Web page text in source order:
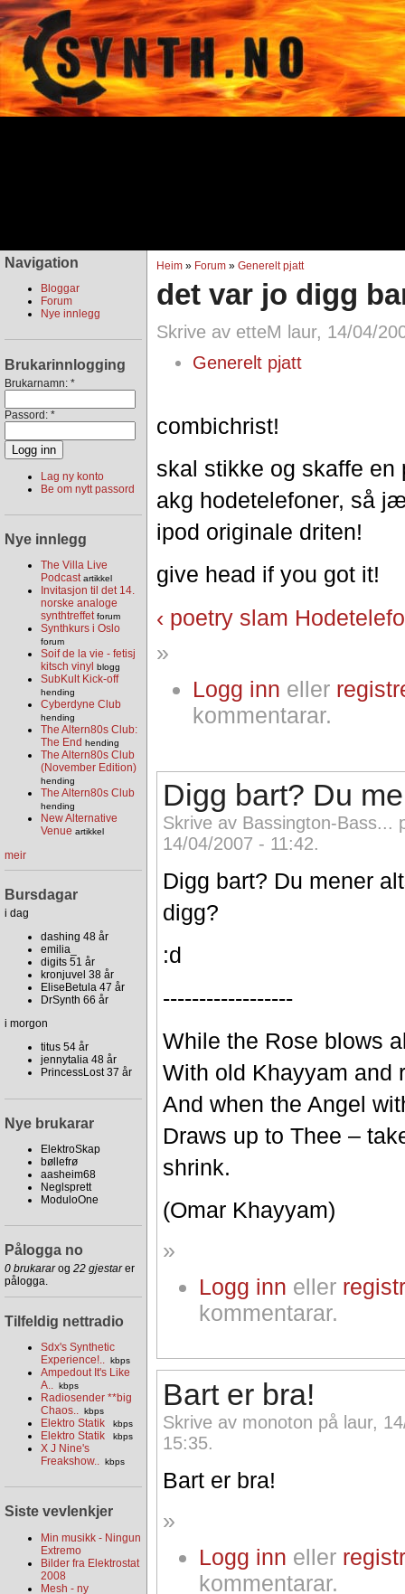
Navigation
Bloggar
Forum
Nye innlegg
Brukarinnlogging
Brukarnamn: *
Passord: *
Lag ny konto
Be om nytt passord
Nye innlegg
The Villa Live
Podcastartikkel
Invitasjon til det 14.
norske analoge
synthtreffet forum
Synthkurs i Oslo
forum
Soif de la vie - fetisj
kitsch vinyl
blogg
SubKult Kick-off
hending
Cyberdyne Club
hending
The Altern80s Club:
The End hending
The Altern80s Club
(November Edition)
hending
The Altern80s Club
hending
New Alternative
Venue artikkel
meir
Bursdagar
i dag
dashing 48 år
emilia_
digits 51 år
kronjuvel 38 år
EliseBetula 47 år
DrSynth 66 år
i morgon
titus 54 år
jennytalia 48 år
PrincessLost 37 år
Nye brukarar
ElektroSkap
bøllefrø
aasheim68
Neglsprett
ModuloOne
Pålogga no
0 brukararog 22 gjestarer
pålogga.
Tilfeldig nettradio
Sdx's Synthetic
Experience!.. kbps
Ampedout It's Like
A.. kbps
Radiosender **big
Chaos.. kbps
Elektro Statik kbps
Elektro Statik kbps
X J Nine's
Freakshow.. kbps
Siste vevlenkjer
Min musikk - Ningun
Extremo
Bilder fra Elektrostat
2008
Mesh - ny
Heim » Forum » Generelt pjatt
det var jo digg
Skrive av etteM laur, 14/04/
Generelt pjatt
combichrist!
skal stikke og skaffe en
akg hodetelefoner, så
ipod originale driten!
give head if you got it!
‹ poetry slam
»
Logg inn eller
kommentarar.
Digg bart? Du
Skrive av Bassington-Bass...
14/04/2007 - 11:42.
Digg bart? Du mener
digg?
:d
------------------
While the Rose blows
With old Khayyam and
And when the Angel
Draws up to Thee –
shrink.
(Omar Khayyam)
»
Logg inn eller
kommentarar.
Bart er bra!
Skrive av monoton på laur,
15:35.
Bart er bra!
»
Logg inn eller
kommentarar.